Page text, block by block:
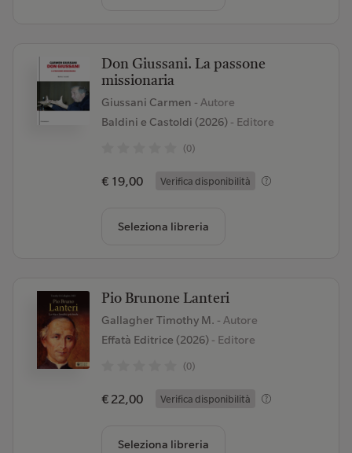
Don Giussani. La passone
missionaria
Giussani Carmen - Autore
Baldini e Castoldi (2026)- Editore
(0)
€ 19,00 Verifica disponibilità
Seleziona libreria
Pio Brunone Lanteri
Gallagher Timothy M. - Autore
Effatà Editrice (2026)- Editore
(0)
€ 22,00 Verifica disponibilità
Seleziona libreria